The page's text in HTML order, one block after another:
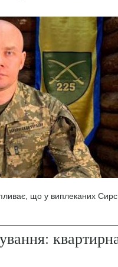
що у виплеканих